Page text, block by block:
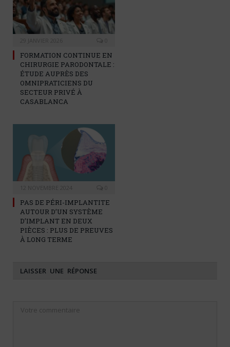
FORMATION CONTINUE EN
CHIRURGIE PARODONTALE :
ÉTUDE AUPRÈS DES
OMNIPRATICIENS DU
SECTEUR PRIVÉ À
CASABLANCA
PAS DE PÉRI-IMPLANTITE
AUTOUR D’UN SYSTÈME
D’IMPLANT EN DEUX
PIÈCES : PLUS DE PREUVES
À LONG TERME
LAISSER UNE RÉPONSE